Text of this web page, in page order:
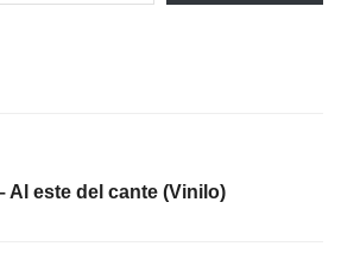
Al este del cante (Vinilo)